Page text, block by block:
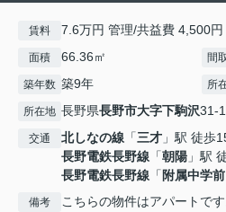
賃料 7.6万円 管理/共益費 4,500円
面積 66.36㎡ 間
築年数 築9年 所
所在地 長野県長野市大字下駒沢31-1
交通 北しなの線 「三才 」駅 徒歩
長野電鉄長野線 「朝陽 」駅
長野電鉄長野線 「 附属中学前
備考
こちらの物件はアパートで